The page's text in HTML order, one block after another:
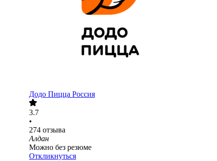
Додо Пицца Россия
3.7
•
274 отзыва
Алдан
Можно без резюме
Откликнуться